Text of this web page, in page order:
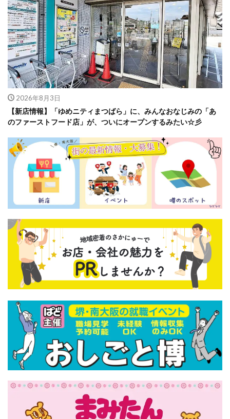
2026年8月3日
【新店情報】「ゆめニティまつばら」に、みんなおなじみの「あ
のファーストフード店」が、ついにオープンするみたい☆彡